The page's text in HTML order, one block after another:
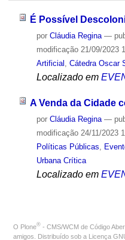
É Possível
por Cláudia Regina —
modificação21/09/2023
Artificial
Cátedra Oscar
Localizado em
A Venda da Cidade
por Cláudia Regina —
modificação24/11/2023
Políticas Públicas
Urbana Crítica
Localizado em
O Plone® - CMS/WCM de Código
amigos. Distribuído sob a Licença